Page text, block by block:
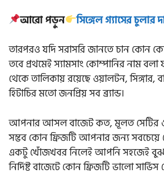
আরো পড়ুন
সিঙ্গেল গ্যাসের চুলার
তারপরও যদি সরাসরি জানতে চান কোন
তবে প্রথমেই স্যামসাং কোম্পানির নাম
থেকে তালিকায় রয়েছে ওয়ালটন, সিঙ্গার,
হিটাচির মতো জনপ্রিয় সব ব্র্যান্ড।
আপনার আসল বাজেট কত, মূলত সেটির
সম্ভব কোন ফ্রিজটি আপনার জন্য সবচেয়ে
একটু খোঁজখবর নিলেই আপনি সহজেই
নির্দিষ্ট বাজেটে কোন ফ্রিজটি ভালো সার্ভিস